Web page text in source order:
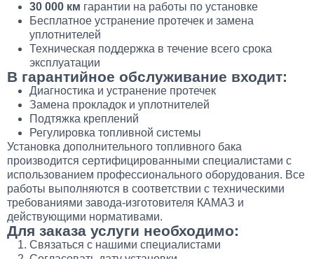
30 000 км гарантии на работы по установке
Бесплатное устранение протечек и замена
уплотнителей
Техническая поддержка в течение всего срока
эксплуатации
В гарантийное обслуживание входит:
Диагностика и устранение протечек
Замена прокладок и уплотнителей
Подтяжка креплений
Регулировка топливной системы
Установка дополнительного топливного бака
производится сертифицированными специалистами с
использованием профессионального оборудования. Все
работы выполняются в соответствии с техническими
требованиями завода-изготовителя КАМАЗ и
действующими нормативами.
Для заказа услуги необходимо:
Связаться с нашими специалистами